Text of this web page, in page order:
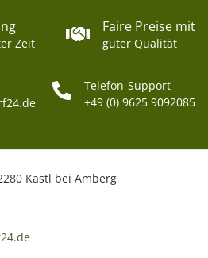
Zeit
Faire Preise mit
guter Qualität
Telefon-Support
+49 (0) 9625 9092085
Kastl bei Amberg